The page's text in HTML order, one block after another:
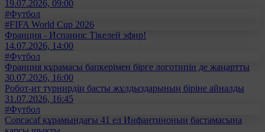
19.07.2026, 09:00
#Футбол
#FIFA World Cup 2026
Франция - Испания: Тікелей эфир!
14.07.2026, 14:00
#Футбол
Франция құрамасы бапкерімен бірге логотипін де жаңартты
30.07.2026, 16:00
Робот-ит турнирдің басты жұлдыздарының біріне айналды
31.07.2026, 16:45
#Футбол
Concacaf құрамындағы 41 ел Инфантиноның бастамасына